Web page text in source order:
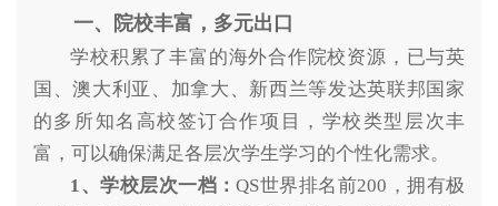
一、院校丰富，多元出口
学校积累了丰富的海外合作院校资源，已与英
国、澳大利亚、加拿大、新西兰等发达英联邦国家
的多所知名高校签订合作项目，学校类型层次丰
富，可以确保满足各层次学生学习的个性化需求。
1、学校层次一档：QS世界排名前200，拥有极